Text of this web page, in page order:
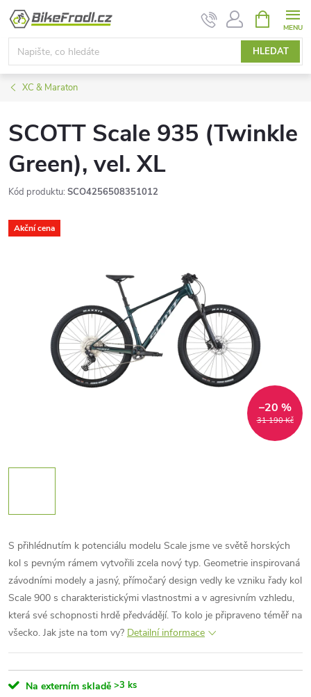
Přejít
obsah
HLEDAT
NÁKUPNÍ
KOŠÍK
XC & Maraton
SCOTT Scale 935 (Twinkle
Green), vel. XL
Kód produktu: SCO4256508351012
Akční cena
31 190 Kč
–20 %
S přihlédnutím k potenciálu modelu Scale jsme ve světě horských
kol s pevným rámem vytvořili zcela nový typ. Geometrie inspirovaná
závodními modely a jasný, přímočarý design vedly ke vzniku řady kol
Scale 900 s charakteristickými vlastnostmi a v agresivním vzhledu,
která své schopnosti hrdě předvádějí. To kolo je připraveno téměř na
všecko. Jak jste na tom vy? Detailní informace
Na externím skladě >3 ks